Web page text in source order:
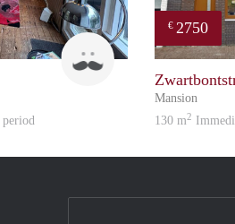
Guido
period
€ 2750
Mansion
130 m2